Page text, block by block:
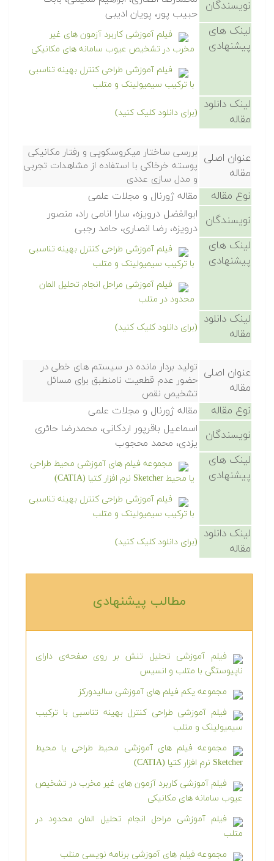
نویسندگان
حبیب پور، پویان ادیبی
لینک های
پیشنهادی
فیلم آموزشی کاربرد آزمون های غیر
مخرب در تشخیص عیوب سامانه های مکانیکی
فیلم آموزشی طراحی کنترل بهینه تناسبی
با ترکیب سیمیولینک و متلب
لینک دانلود
مقاله
(برای دانلود کلیک کنید)
عنوان اصلی
مقاله
بررسی ساختار میکروسکوپی و رفتار مکانیکی
پوسته خرخاکی با استفاده از مشاهدات تجربی
و مدل سازی عددی
نوع مقاله مقاله ژورنال و مجلات علمی
نویسندگان
ابوالفضل درویزه، سارا انامی راد، منصور
درویزه، رضا انصاری، حامد رجبی
لینک های
پیشنهادی
فیلم آموزشی طراحی کنترل بهینه تناسبی
با ترکیب سیمیولینک و متلب
فیلم آموزشی مراحل انجام تحلیل المان
محدود در متلب
لینک دانلود
مقاله
(برای دانلود کلیک کنید)
عنوان اصلی
مقاله
تولید بردار مانده در سیستم های خطی در
حضور عدم قطعیت نامنطبق برای مسائل
تشخیص نقص
نوع مقاله مقاله ژورنال و مجلات علمی
نویسندگان
اسماعیل باقرپور اردکانی، محمدرضا حائری
یزدی، محمد محجوب
لینک های
پیشنهادی
مجموعه فیلم های آموزشی محیط طراحی
یا محیط Sketcher نرم افزار کتیا (CATIA)
فیلم آموزشی طراحی کنترل بهینه تناسبی
با ترکیب سیمیولینک و متلب
لینک دانلود
مقاله
(برای دانلود کلیک کنید)
مطالب پیشنهادی‎
فیلم آموزشی تحلیل تنش بر روی صفحه‌ی دارای
ناپیوستگی با متلب و انسیس
مجموعه یکم فیلم های آموزشی سالیدورکز
فیلم آموزشی طراحی کنترل بهینه تناسبی با ترکیب
سیمیولینک و متلب
مجموعه فیلم های آموزشی محیط طراحی یا محیط
Sketcher نرم افزار کتیا (CATIA)
فیلم آموزشی کاربرد آزمون های غیر مخرب در تشخیص
عیوب سامانه های مکانیکی
فیلم آموزشی مراحل انجام تحلیل المان محدود در
متلب
مجموعه فیلم های آموزشی برنامه نویسی متلب